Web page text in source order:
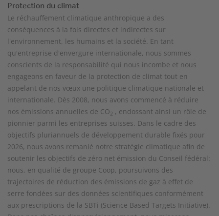
Protection du climat
Le réchauffement climatique anthropique a des
conséquences à la fois directes et indirectes sur
l'environnement, les humains et la société. En tant
qu'entreprise d'envergure internationale, nous sommes
conscients de la responsabilité qui nous incombe et nous
engageons en faveur de la protection de climat tout en
appelant de nos vœux une politique climatique nationale et
internationale. Dès 2008, nous avons commencé à réduire
nos émissions annuelles de CO2 , endossant ainsi un rôle de
pionnier parmi les entreprises suisses. Dans le cadre des
objectifs pluriannuels de développement durable fixés pour
2026, nous avons remanié notre stratégie climatique afin de
soutenir les objectifs de zéro net émission du Conseil fédéral:
nous, en qualité de groupe Coop, poursuivons des
trajectoires de réduction des émissions de gaz à effet de
serre fondées sur des données scientifiques conformément
aux prescriptions de la SBTi (Science Based Targets Initiative).